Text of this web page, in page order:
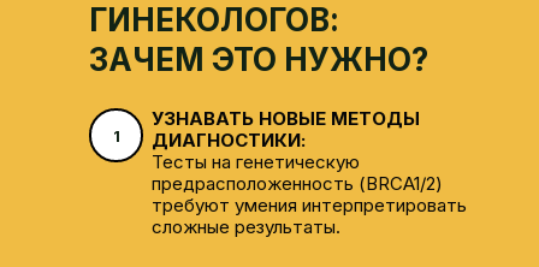
ГИНЕКОЛОГОВ:
ЗАЧЕМ ЭТО НУЖНО?
УЗНАВАТЬ НОВЫЕ МЕТОДЫ
ДИАГНОСТИКИ:
Тесты на генетическую
предрасположенность (BRCA1/2)
требуют умения интерпретировать
сложные результаты.
1